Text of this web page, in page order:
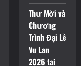
Thư Mời và
Chương
Trình Đại Lễ
Vu Lan
2026 tại